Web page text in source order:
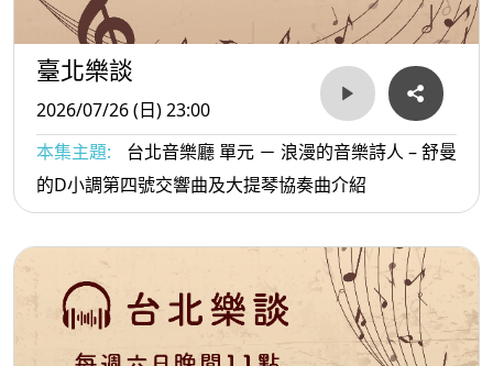
臺北樂談
2026/07/26 (日) 23:00
本集主題:
台北音樂廳 單元 － 浪漫的音樂詩人 – 舒曼
的D小調第四號交響曲及大提琴協奏曲介紹